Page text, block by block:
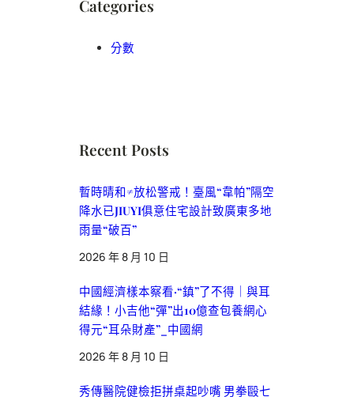
Categories
分數
Recent Posts
暫時晴和≠放松警戒！臺風“韋帕”隔空
降水已JIUYI俱意住宅設計致廣東多地
雨量“破百”
2026 年 8 月 10 日
中國經濟樣本察看·“鎮”了不得｜與耳
結緣！小吉他“彈”出10億查包養網心
得元“耳朵財產”_中國網
2026 年 8 月 10 日
秀傳醫院健檢拒拼桌起吵嘴 男拳毆七